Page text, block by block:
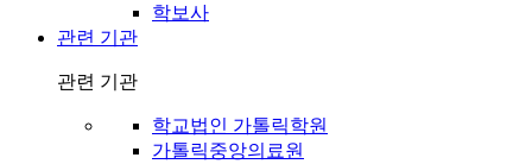
학보사
관련 기관
관련 기관
학교법인 가톨릭학원
가톨릭중앙의료원